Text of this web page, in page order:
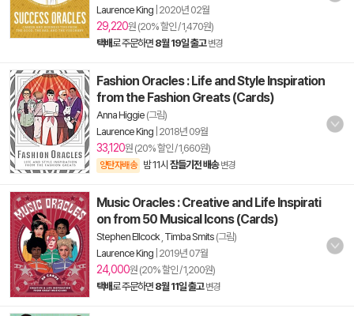
Laurence King 2020년 02월
29,220원 (20% 할인 / 1,470원)
택배로 주문하면 8월 19일 출고 변경
Fashion Oracles : Life and Style Inspiration
from the Fashion Greats (Cards)
Anna Higgie (그림)
Laurence King 2018년 09월
33,120원 (20% 할인 / 1,660원)
양탄자배송 밤 11시 잠들기전 배송 변경
Music Oracles : Creative and Life Inspirati
on from 50 Musical Icons (Cards)
Stephen Ellcock, Timba Smits (그림)
Laurence King 2019년 07월
24,000원 (20% 할인 / 1,200원)
택배로 주문하면 8월 11일 출고 변경